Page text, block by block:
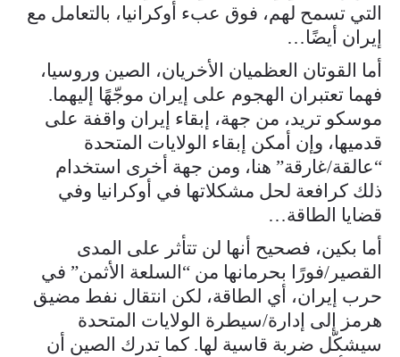
التي تسمح لهم، فوق عبء أوكرانيا، بالتعامل مع
إيران أيضًا…
أما القوتان العظميان الأخريان، الصين وروسيا،
فهما تعتبران الهجوم على إيران موجّهًا إليهما.
موسكو تريد، من جهة، إبقاء إيران واقفة على
قدميها، وإن أمكن إبقاء الولايات المتحدة
“عالقة/غارقة” هنا، ومن جهة أخرى استخدام
ذلك كرافعة لحل مشكلاتها في أوكرانيا وفي
قضايا الطاقة…
أما بكين، فصحيح أنها لن تتأثر على المدى
القصير/فورًا بحرمانها من “السلعة الأثمن” في
حرب إيران، أي الطاقة، لكن انتقال نفط مضيق
هرمز إلى إدارة/سيطرة الولايات المتحدة
سيشكّل ضربة قاسية لها. كما تدرك الصين أن